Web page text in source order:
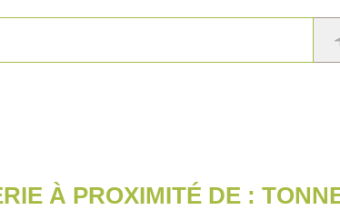
À PROXIMITÉ DE :